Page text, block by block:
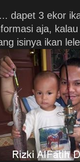
dapet 3 ekor
aja,
isinya ikan